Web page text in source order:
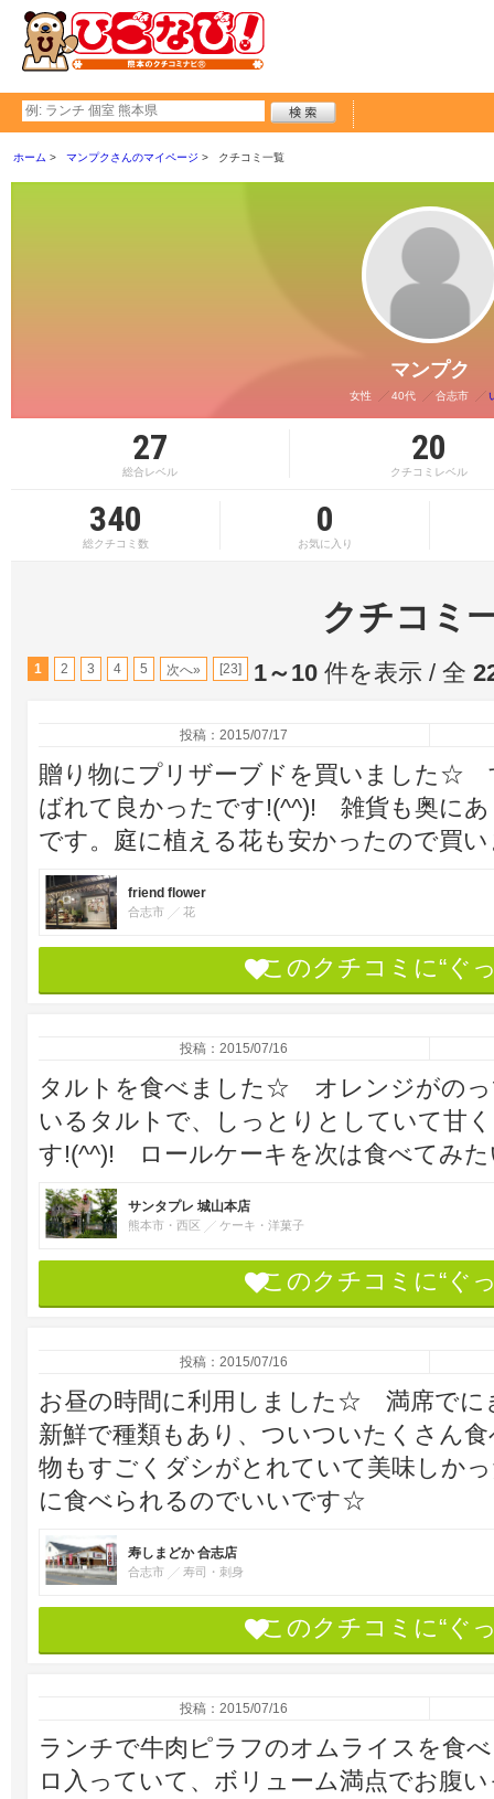
ホーム マンプクさんのマイページ クチコミ一覧
マンプク
女性 40代 合志市
27
総合レベル
20
クチコミレベル
340
総クチコミ数
0
お気に入り
クチコミ
1 2 3 4 5 次へ» [23] 1～10 件を表示 / 全
投稿：2015/07/17
贈り物にプリザーブドを買いました☆
ばれて良かったです!(^^)! 雑貨も奥に
です。庭に植える花も安かったので買
friend flower
合志市 花
このクチコミに“ぐ
投稿：2015/07/16
タルトを食べました☆ オレンジがの
いるタルトで、しっとりとしていて甘
す!(^^)! ロールケーキを次は食べてみ
サンタプレ 城山本店
熊本市・西区 ケーキ・洋菓子
このクチコミに“ぐ
投稿：2015/07/16
お昼の時間に利用しました☆ 満席で
新鮮で種類もあり、ついついたくさん
物もすごくダシがとれていて美味しか
に食べられるのでいいです☆
寿しまどか 合志店
合志市 寿司・刺身
このクチコミに“ぐ
投稿：2015/07/16
ランチで牛肉ピラフのオムライスを
ロ入っていて、ボリューム満点でお腹